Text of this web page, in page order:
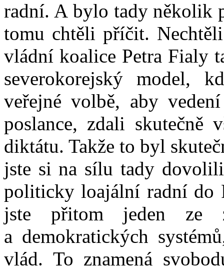
radní. A bylo tady několik
tomu chtěli příčit.
vládní koalice Petra Fialy
severokorejský model,
veřejné volbě, aby
poslance, zdali skutečně
diktátu. Takže to byl
jste si na sílu tady
politicky loajální radní do
jste přitom jeden ze
a demokratických
vlád. To znamená